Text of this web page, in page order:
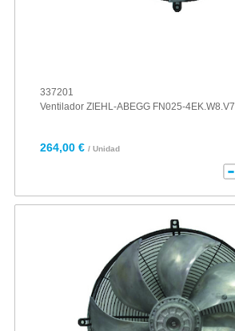
337201
Ventilador ZIEHL-ABEGG FN025-4EK.W8.V7
264,00 € / Unidad